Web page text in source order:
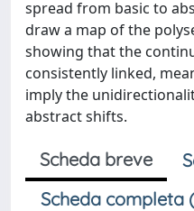
spread from basic to
draw a map of the
showing that the
consistently linked,
imply the
abstract shifts.
Scheda breve
Scheda completa